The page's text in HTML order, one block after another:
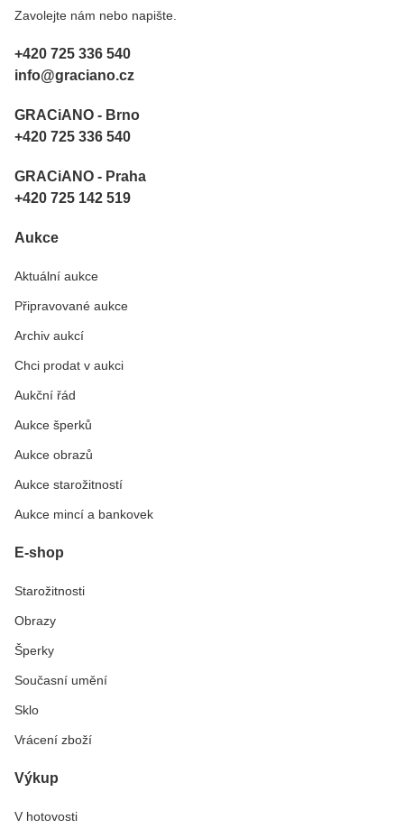
Zavolejte nám nebo napište.
+420 725 336 540
info@graciano.cz
GRACiANO - Brno
+420 725 336 540
GRACiANO - Praha
+420 725 142 519
Aukce
Aktuální aukce
Připravované aukce
Archiv aukcí
Chci prodat v aukci
Aukční řád
Aukce šperků
Aukce obrazů
Aukce starožitností
Aukce mincí a bankovek
E-shop
Starožitnosti
Obrazy
Šperky
Současní umění
Sklo
Vrácení zboží
Výkup
V hotovosti